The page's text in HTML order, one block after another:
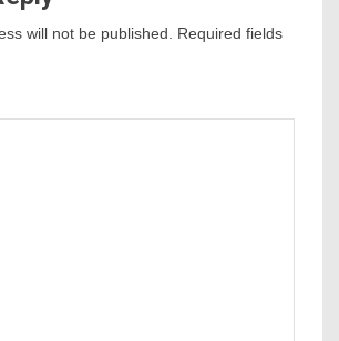
will not be published.
Required fields